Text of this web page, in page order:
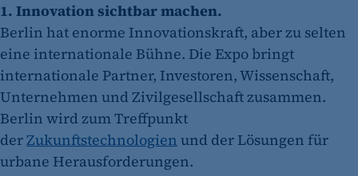
1. Innovation sichtbar machen.
Berlin hat enorme Innovationskraft, aber zu selten
eine internationale Bühne. Die Expo bringt
internationale Partner, Investoren, Wissenschaft,
Unternehmen und Zivilgesellschaft zusammen.
Berlin wird zum Treffpunkt
derZukunftstechnologien und der Lösungen für
urbane Herausforderungen.